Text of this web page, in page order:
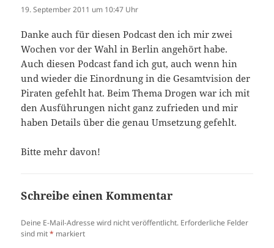
19. September 2011 um 10:47 Uhr
Danke auch für diesen Podcast den ich mir zwei
Wochen vor der Wahl in Berlin angehört habe.
Auch diesen Podcast fand ich gut, auch wenn hin
und wieder die Einordnung in die Gesamtvision der
Piraten gefehlt hat. Beim Thema Drogen war ich mit
den Ausführungen nicht ganz zufrieden und mir
haben Details über die genau Umsetzung gefehlt.
Bitte mehr davon!
Schreibe einen Kommentar
Deine E-Mail-Adresse wird nicht veröffentlicht. Erforderliche Felder
sind mit* markiert